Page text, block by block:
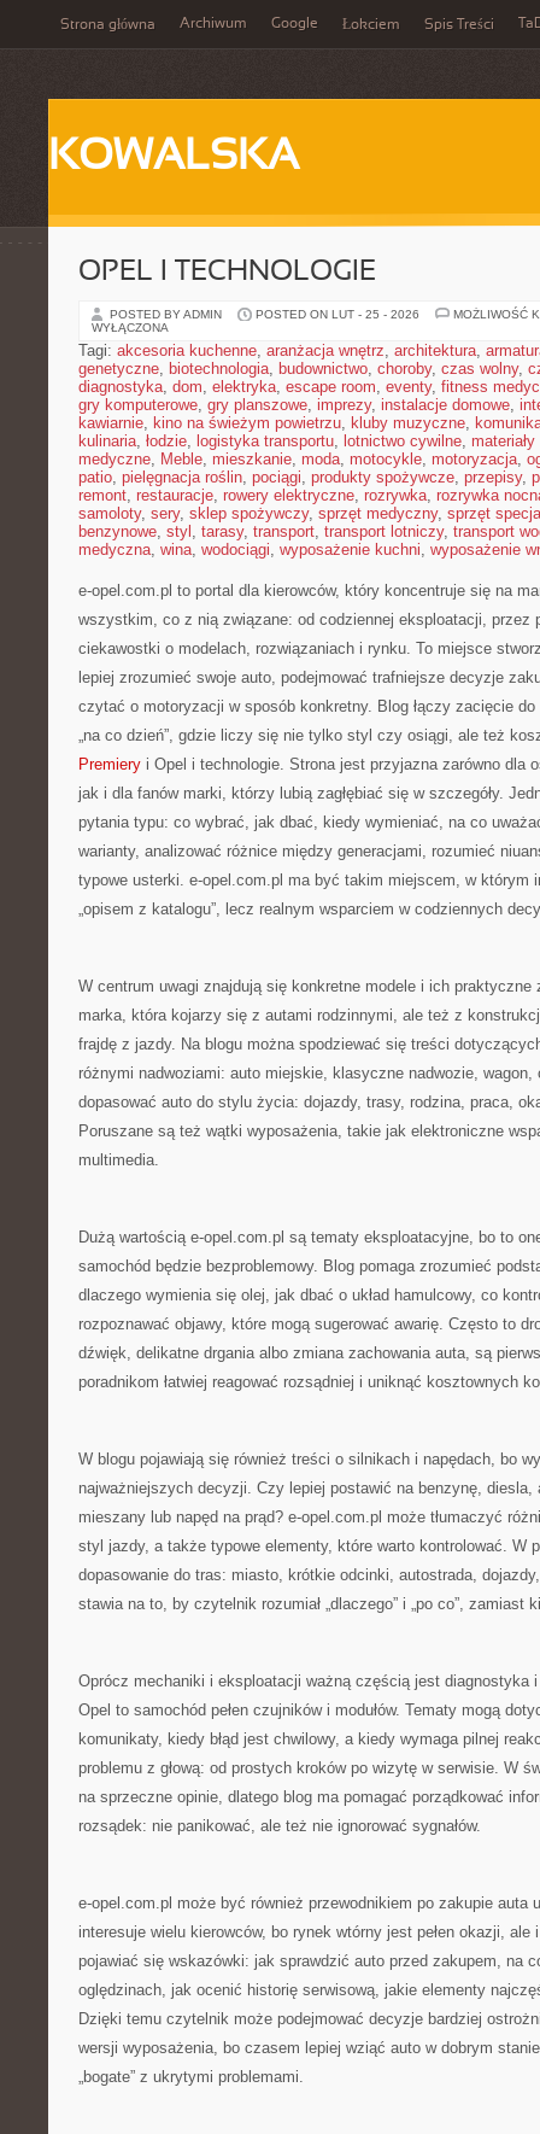
Strona główna Archiwum Google Łokciem Spis Treści
KOWALSKA
OPEL I TECHNOLOGIE
POSTED BY ADMIN POSTED ON LUT - 25 - 2026
MOŻLIWOŚĆ
WYŁĄCZONA
Tagi: akcesoria kuchenne, aranżacja wnętrz, architektura,
genetyczne, biotechnologia, budownictwo, choroby, czas wolny,
diagnostyka, dom, elektryka, escape room, eventy, fitness
gry komputerowe, gry planszowe, imprezy, instalacje domowe,
kawiarnie, kino na świeżym powietrzu, kluby muzyczne,
kulinaria, łodzie, logistyka transportu, lotnictwo cywilne,
medyczne, Meble, mieszkanie, moda, motocykle, motoryzacja,
patio, pielęgnacja roślin, pociągi, produkty spożywcze, przepisy,
remont, restauracje, rowery elektryczne, rozrywka, rozrywka
samoloty, sery, sklep spożywczy, sprzęt medyczny, sprzęt
benzynowe, styl , tarasy, transport, transport lotniczy, transport
medyczna, wina, wodociągi, wyposażenie kuchni, wyposażenie
e-opel.com.pl to portal dla kierowców, który koncentruje się na
wszystkim, co z nią związane: od codziennej eksploatacji, przez
ciekawostki o modelach, rozwiązaniach i rynku. To miejsce
lepiej zrozumieć swoje auto, podejmować trafniejsze decyzje
czytać o motoryzacji w sposób konkretny. Blog łączy zacięcie
„na co dzień”, gdzie liczy się nie tylko styl czy osiągi, ale też
Premiery i Opel i technologie. Strona jest przyjazna zarówno dla
jak i dla fanów marki, którzy lubią zagłębiać się w szczegóły.
pytania typu: co wybrać, jak dbać, kiedy wymieniać, na co
warianty, analizować różnice między generacjami, rozumieć
typowe usterki. e-opel.com.pl ma być takim miejscem, w którym
„opisem z katalogu”, lecz realnym wsparciem w codziennych
W centrum uwagi znajdują się konkretne modele i ich praktyczne
marka, która kojarzy się z autami rodzinnymi, ale też z
frajdę z jazdy. Na blogu można spodziewać się treści
różnymi nadwoziami: auto miejskie, klasyczne nadwozie,
dopasować auto do stylu życia: dojazdy, trasy, rodzina, praca,
Poruszane są też wątki wyposażenia, takie jak elektroniczne
multimedia.
Dużą wartością e-opel.com.pl są tematy eksploatacyjne, bo to
samochód będzie bezproblemowy. Blog pomaga zrozumieć
dlaczego wymienia się olej, jak dbać o układ hamulcowy, co
rozpoznawać objawy, które mogą sugerować awarię. Często to
dźwięk, delikatne drgania albo zmiana zachowania auta, są
poradnikom łatwiej reagować rozsądniej i uniknąć kosztownych
W blogu pojawiają się również treści o silnikach i napędach, bo
najważniejszych decyzji. Czy lepiej postawić na benzynę, diesla,
mieszany lub napęd na prąd? e-opel.com.pl może tłumaczyć
styl jazdy, a także typowe elementy, które warto kontrolować. W
dopasowanie do tras: miasto, krótkie odcinki, autostrada,
stawia na to, by czytelnik rozumiał „dlaczego” i „po co”, zamiast
Oprócz mechaniki i eksploatacji ważną częścią jest diagnostyka
Opel to samochód pełen czujników i modułów. Tematy mogą
komunikaty, kiedy błąd jest chwilowy, a kiedy wymaga pilnej
problemu z głową: od prostych kroków po wizytę w serwisie. W
na sprzeczne opinie, dlatego blog ma pomagać porządkować
rozsądek: nie panikować, ale też nie ignorować sygnałów.
e-opel.com.pl może być również przewodnikiem po zakupie auta
interesuje wielu kierowców, bo rynek wtórny jest pełen okazji, ale
pojawiać się wskazówki: jak sprawdzić auto przed zakupem, na
oględzinach, jak ocenić historię serwisową, jakie elementy
Dzięki temu czytelnik może podejmować decyzje bardziej
wersji wyposażenia, bo czasem lepiej wziąć auto w dobrym
„bogate” z ukrytymi problemami.